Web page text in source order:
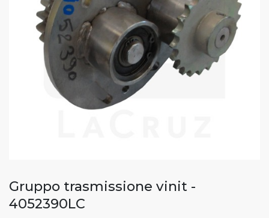
Gruppo trasmissione vinit -
4052390LC